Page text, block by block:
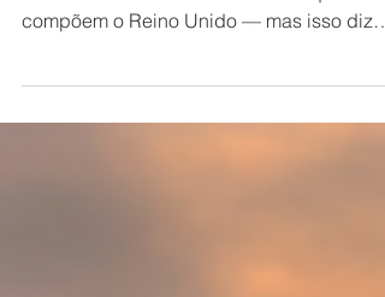
O País de Gales é, para muitos, o "primo